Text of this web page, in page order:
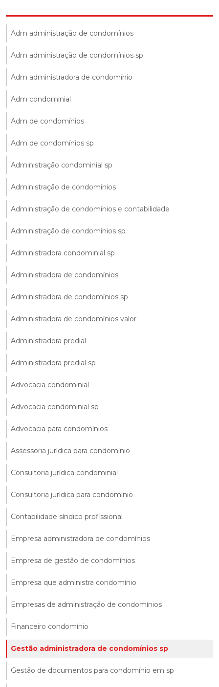
Adm administração de condomínios
Adm administração de condomínios sp
Adm administradora de condomínio
Adm condominial
Adm de condomínios
Adm de condomínios sp
Administração condominial sp
Administração de condomínios
Administração de condomínios e contabilidade
Administração de condomínios sp
Administradora condominial sp
Administradora de condomínios
Administradora de condomínios sp
Administradora de condomínios valor
Administradora predial
Administradora predial sp
Advocacia condominial
Advocacia condominial sp
Advocacia para condomínios
Assessoria jurídica para condomínio
Consultoria jurídica condominial
Consultoria jurídica para condomínio
Contabilidade síndico profissional
Empresa administradora de condomínios
Empresa de gestão de condomínios
Empresa que administra condomínio
Empresas de administração de condomínios
Financeiro condomínio
Gestão administradora de condomínios sp
Gestão de documentos para condomínio em sp